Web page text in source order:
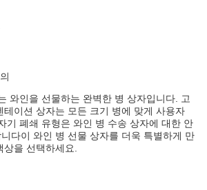
와인을 선물하는 완벽한 병 상자입니다. 고
테이션 상자는 모든 크기 병에 맞게 사용자
기 폐쇄 유형은 와인 병 수송 상자에 대한 안
다이 와인 병 선물 상자를 더욱 특별하게 만
을 선택하세요.